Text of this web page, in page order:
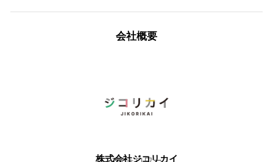
会社概要
株式会社ジコリカイ